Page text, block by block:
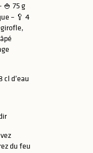
🍚 75 g
– 🥄 4
cl d’eau
du feu